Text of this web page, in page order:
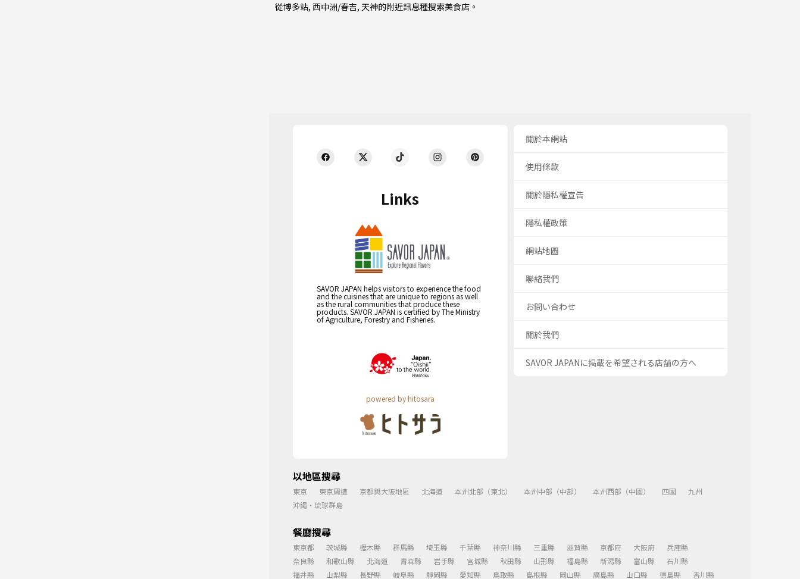
從博多站, 西中洲/春吉, 天神的附近訊息種搜索美食店。
Links
SAVOR JAPAN helps visitors to experience the food
and the cuisines that are unique to regions as well
as the rural communities that produce these
products. SAVOR JAPAN is certified by The Ministry
of Agriculture, Forestry and Fisheries.
powered by hitosara
關於本網站
使用條款
關於隱私權宣告
隱私權政策
網站地圖
聯絡我們
お問い合わせ
關於我們
SAVOR JAPANに掲載を希望される店舗の方へ
以地區搜尋
東京 東京周遭 京都與大阪地區 北海道 本州北部（東北） 本州中部（中部） 本州西部（中國） 四國
九州
沖繩・琉球群島
餐廳搜尋
東京都 茨城縣 櫪木縣 群馬縣 埼玉縣 千葉縣 神奈川縣 三重縣 滋賀縣 京都府 大阪府
兵庫縣
奈良縣
和歌山縣 北海道 青森縣 岩手縣 宮城縣 秋田縣 山形縣 福島縣 新潟縣 富山縣
石川縣
福井縣
山梨縣 長野縣 岐阜縣 靜岡縣 愛知縣 鳥取縣 島根縣 岡山縣 廣島縣 山口縣 德島縣 香川縣